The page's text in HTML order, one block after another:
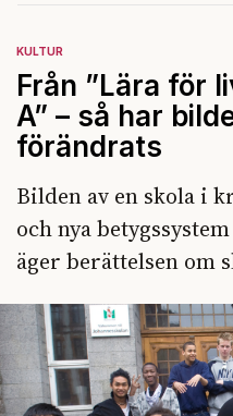
KULTUR
Från ”Lära för
A” – så har
förändrats
Bilden av en skola i
och nya
äger berättelsen om